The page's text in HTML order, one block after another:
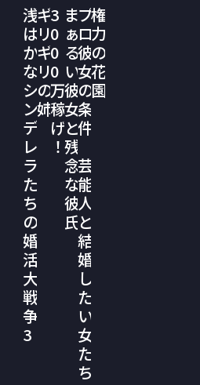
浅
は
か
な
シ
ン
デ
レ
ラ
た
ち
の
婚
活
大
戦
争
3
ギ
リ
ギ
リ
の
姉
3
0
0
0
万
稼
げ
！
ま
ぁ
る
い
彼
女
と
残
念
な
彼
氏
プ
ロ
彼
女
の
条
件
芸
能
人
と
結
婚
し
た
い
女
た
ち
権
力
の
花
園